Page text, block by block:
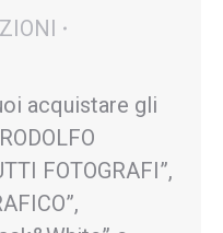
acquistare gli
FOTOGRAFI”,